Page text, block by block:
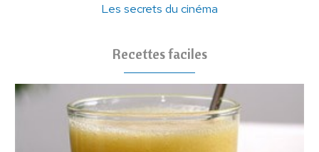
Les secrets du cinéma
Recettes faciles